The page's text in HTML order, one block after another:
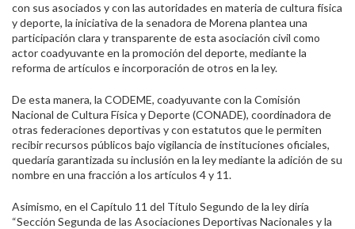
con sus asociados y con las autoridades en materia de cultura física
y deporte, la iniciativa de la senadora de Morena plantea una
participación clara y transparente de esta asociación civil como
actor coadyuvante en la promoción del deporte, mediante la
reforma de artículos e incorporación de otros en la ley.
De esta manera, la CODEME, coadyuvante con la Comisión
Nacional de Cultura Física y Deporte (CONADE), coordinadora de
otras federaciones deportivas y con estatutos que le permiten
recibir recursos públicos bajo vigilancia de instituciones oficiales,
quedaría garantizada su inclusión en la ley mediante la adición de su
nombre en una fracción a los artículos 4 y 11.
Asimismo, en el Capítulo 11 del Título Segundo de la ley diría
“Sección Segunda de las Asociaciones Deportivas Nacionales y la